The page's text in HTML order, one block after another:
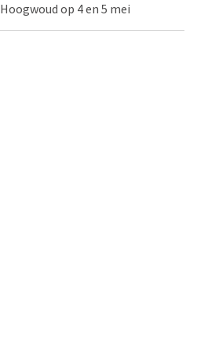
Hoogwoud op 4 en 5 mei